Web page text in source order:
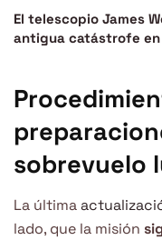
El telescopio James
antigua catástrofe
sobrevuelo
La última
lado, que la misión